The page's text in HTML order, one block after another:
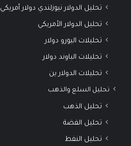
تحليل الدولار نيوزلندي دولار أمريكي
تحليل الدولار الأمريكي
تحليلات اليورو دولار
تحليلات الباوند دولار
تحليلات الدولار ين
تحليل السلع والذهب
تحليل الذهب
تحليل الفضة
تحليل النفط